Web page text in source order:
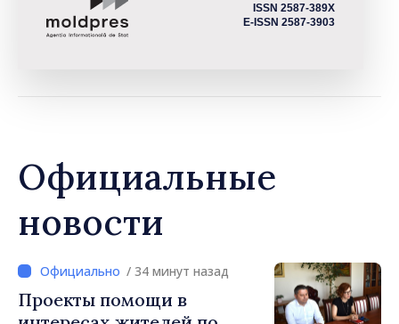
ISSN 2587-389X
E-ISSN 2587-3903
Официальные
новости
/ 34 минут назад
Проекты помощи в